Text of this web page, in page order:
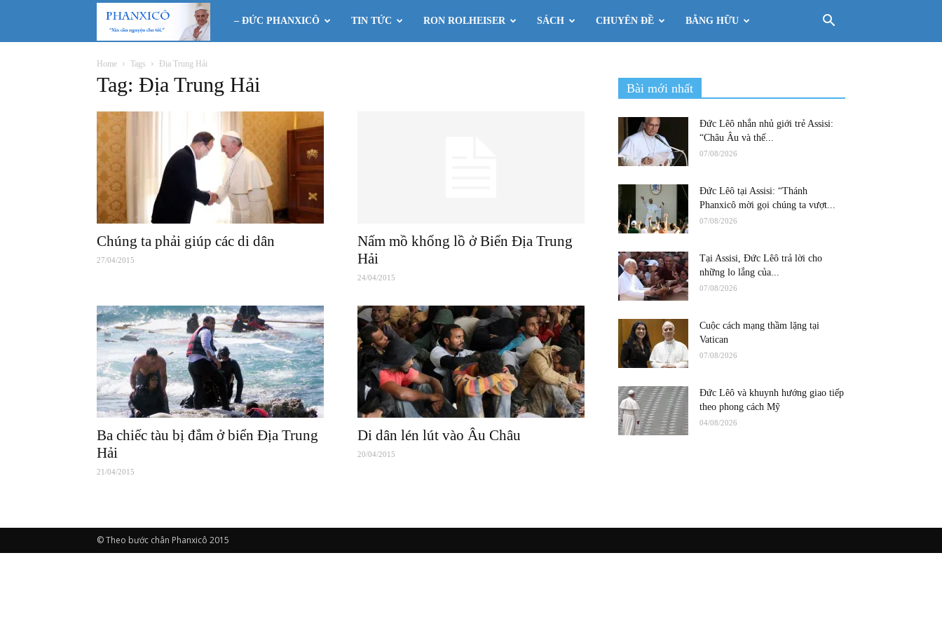
Phanxicô
– ĐỨC PHANXICÔ TIN TỨC RON ROLHEISER SÁCH CHUYÊN ĐỀ BẰNG HỮU
Home Tags Địa Trung Hải
Tag: Địa Trung Hải
Chúng ta phải giúp các di dân
27/04/2015
Nấm mồ khổng lồ ở Biển Địa Trung
Hải
24/04/2015
Ba chiếc tàu bị đắm ở biển Địa Trung
Hải
21/04/2015
Di dân lén lút vào Âu Châu
20/04/2015
Bài mới nhất
Đức Lêô nhắn nhủ giới trẻ Assisi:
“Châu Âu và thế...
07/08/2026
Đức Lêô tại Assisi: “Thánh
Phanxicô mời gọi chúng ta vượt...
07/08/2026
Tại Assisi, Đức Lêô trả lời cho
những lo lắng của...
07/08/2026
Cuộc cách mạng thầm lặng tại
Vatican
07/08/2026
Đức Lêô và khuynh hướng giao tiếp
theo phong cách Mỹ
04/08/2026
© Theo bước chân Phanxicô 2015